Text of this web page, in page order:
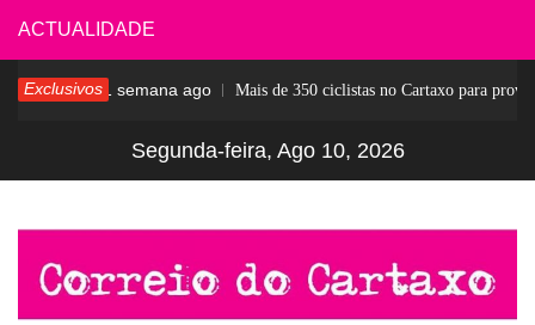
Skip
to
content
ACTUALIDADE
Exclusivos1 semana ago Mais de 350 ciclistas no Cartaxo para prova
Segunda-feira, Ago 10, 2026